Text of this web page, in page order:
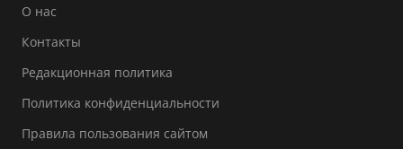
О нас
Контакты
Редакционная политика
Политика конфиденциальности
Правила пользования сайтом